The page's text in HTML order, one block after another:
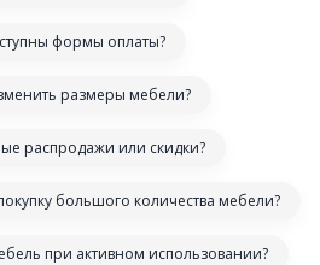
формы оплаты?
размеры мебели?
распродажи или скидки?
большого количества мебели?
при активном использовании?